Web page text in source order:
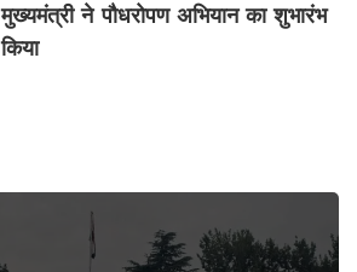
मुख्यमंत्री ने पौधरोपण अभियान का शुभारंभ
किया